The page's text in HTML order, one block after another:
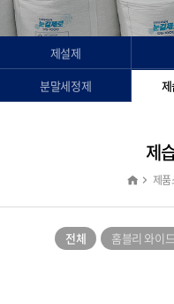
제설제
분말세정제
제
제품
전체 홈블리 와이